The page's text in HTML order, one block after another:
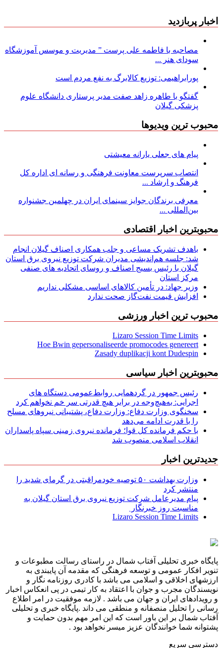
اخبار پربازدید
مصاحبه با فاطمه علی پرست ” مدیریت و موسس آموزشگاه
سودای هنر ...
پورابراهیمی: توزیع کالابرگ به نفع مردم است
گفتگو با طاهره زاهد صفت مدیر پرستاری دانشگاه علوم
پزشکی گیلان
محبوب ترین ویدیوها
پیام های جعلی یارانه معیشتی
انتصاب سرپرست معاونت فرهنگی و رسانه ای اداره کل
فرهنگ و ارشاد ...
معرفی برندگان جوایز سینمای ایران در چهلمین جشنواره
بین‌المللی ...
محبوبترین اخبار اقتصادی
باهدف تشریک مساعی و جلب همکاری اصناف گیلان انجام
شد: جلسه هم‌اندیشی مدیران شركت توزیع نیروی برق استان
گیلان با رئیس بسیج اصناف و روسای اتحادیه های صنفی
مركز استان
وزیر جهاد: در تأمین کالاهای اساسی مشکلی نداریم
افزایش قیمت نفت‌گاز صحت ندارد
محبوب ترین اخبار ورزشی
Lizaro Session Time Limits
Hoe Bwin gepersonaliseerde promocodes genereert
Zasady duplikacji kont Dudespin
محبوبترین اخبار سیاسی
رئیس جمهور در گردهمایی روابط‌عمومی دستگاه های
اجرایی: به‌هیچ‌وجه در برابر هیچ قدرتی سر خم نخواهم کرد
سخنگوی وزارت دفاع: وزارت دفاع، پشتیبانی نیرو‌های مسلح
را با قدرت ادامه می‌دهد
با حکم فرمانده کل قوا؛ فرمانده نیروی زمینی سپاه پاسداران
انقلاب اسلامی منصوب شد
جدیدترین اخبار
وزارت بهداشت ۵۰ توصیه خودمراقبتی در گرمای شدید را
منتشر کرد
پیام مدیرعامل شركت توزیع نیروی برق استان گیلان به
مناسبت روز خبرنگار ‌
Lizaro Session Time Limits
پایگاه خبری تحلیلی آفتاب شمال در راستای رسالت مطبوعات و
تنویر افکار عمومی و توسعه فرهنگی که مقدمه آن پایبندی به
ارزشهای اخلاقی و اسلامی می باشد با کادری روزنامه نگار و
نویسندگان مجرب و جوان با اعتقاد به کار تیمی در پی انعکاس اخبار
و رویدادهای ایران و جهان می باشد . لازمه موفقیت در امر اطلاع
رسانی را تحلیل منصفانه و منطقی می داند .پایگاه خبری و تحلیلی
آفتاب شمال بر این باور است که این امر مهم بدون حمایت و
پشتوانه شما خوانندگان عزیز میسر نخواهد بود .
دسترسی سریع